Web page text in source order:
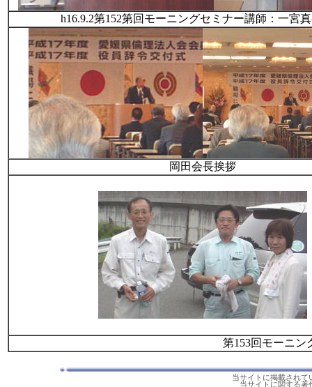
h16.9.2第152第回モーニングセミナー講師：一宮
岡田会長挨拶
第153回モーニ
当サイトに掲載されて
当サイトに関する著